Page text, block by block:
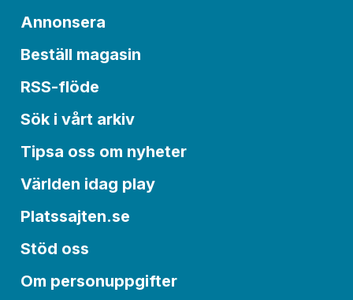
Annonsera
Beställ magasin
RSS-flöde
Sök i vårt arkiv
Tipsa oss om nyheter
Världen idag play
Platssajten.se
Stöd oss
Om personuppgifter